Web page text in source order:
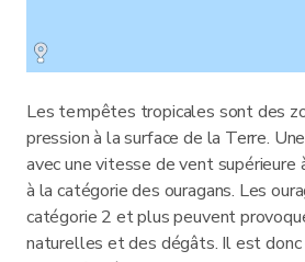
Les tempêtes tropicales sont des
pression à la surface de la Terre.
avec une vitesse de vent
à la catégorie des ouragans. Les
catégorie 2 et plus peuvent
naturelles et des dégâts. Il est donc